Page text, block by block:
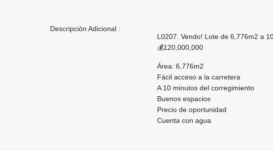
Descripción Adicional :
L0207. Vendo! Lote de 6,776m2 a
💰120,000,000
Área: 6,776m2
Fácil acceso a la carretera
A 10 minutos del corregimiento
Buenos espacios
Precio de oportunidad
Cuenta con agua